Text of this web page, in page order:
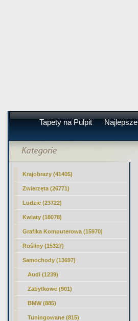
Tapety na Pulpit
Krajobrazy (41405)
Zwierzęta (26771)
Ludzie (23722)
Kwiaty (18078)
Grafika Komputerowa (15970)
Rośliny (15327)
Samochody (13697)
Audi (1239)
Zabytkowe (901)
BMW (885)
Tuningowane (815)